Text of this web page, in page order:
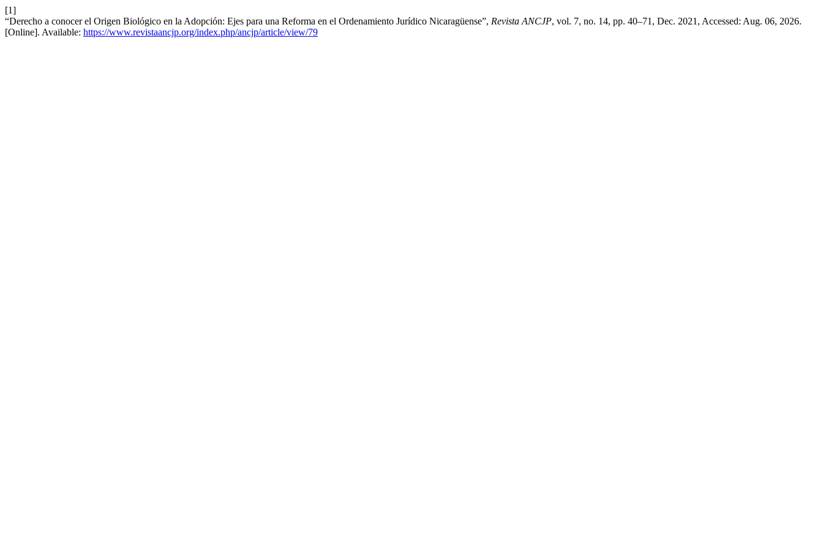
[1]
“Derecho a conocer el Origen Biológico en la Adopción: Ejes para una Reforma en el Ordenamiento Jurídico Nicaragüense”, Revista ANCJP, vol. 7, no. 14, pp. 40–71, Dec. 2021, Accessed: Aug. 06, 2026.
[Online]. Available: https://www.revistaancjp.org/index.php/ancjp/article/view/79